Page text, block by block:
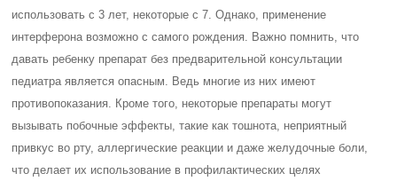
использовать с 3 лет, некоторые с 7. Однако, применение
интерферона возможно с самого рождения. Важно помнить, что
давать ребенку препарат без предварительной консультации
педиатра является опасным. Ведь многие из них имеют
противопоказания. Кроме того, некоторые препараты могут
вызывать побочные эффекты, такие как тошнота, неприятный
привкус во рту, аллергические реакции и даже желудочные боли,
что делает их использование в профилактических целях